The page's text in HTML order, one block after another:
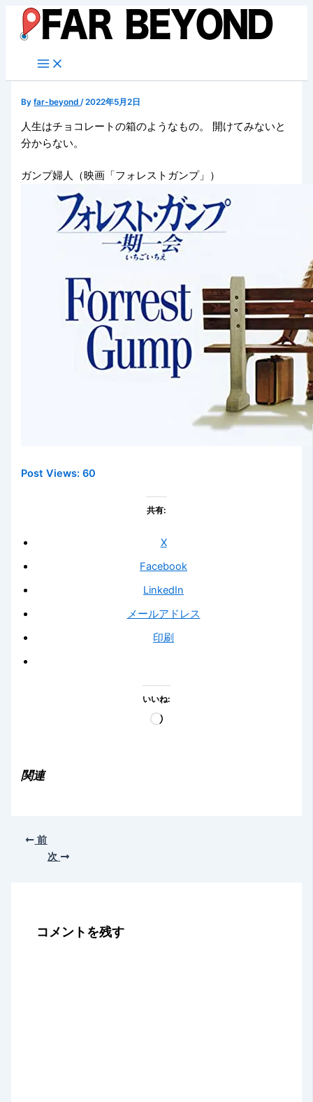
キ
Byfar-beyond/2022年5月2日
人生はチョコレートの箱のようなもの。 開けてみないと
分からない。
ガンプ婦人（映画「フォレストガンプ」）
Post Views: 60
共有:
X
Facebook
LinkedIn
メールアドレス
印刷
いいね:
読
関連
前
次
コメントを残す